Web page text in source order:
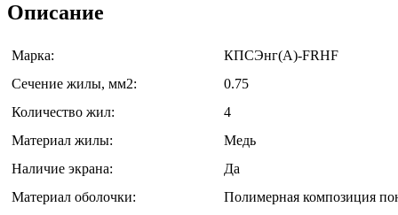
Описание
Марка:
КПСЭнг(А)-FRHF
Сечение жилы, мм2:
0.75
Количество жил:
4
Материал жилы:
Медь
Наличие экрана:
Да
Материал оболочки:
Полимерная композиция